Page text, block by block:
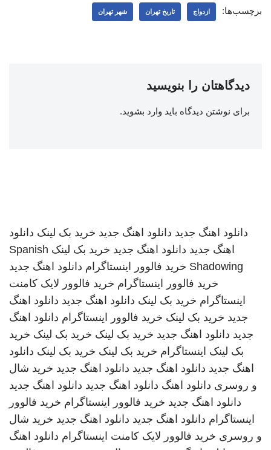
برچسب‌ها: ازدواج تاریخ تهران شهر تهران
دیدگاهتان را بنویسید
برای نوشتن دیدگاه باید وارد بشوید.
دانلود اهنگ جدید دانلود اهنگ جدید خرید بک لینک دانلود
اهنگ جدید دانلود اهنگ جدید خرید بک لینک Spanish
Shadowing خرید فالوور اینستاگرام دانلود اهنگ جدید
خرید فالوور اینستاگرام خرید فالوور لایک کامنت
اینستاگرام خرید بک لینک دانلود اهنگ جدید دانلود اهنگ
جدید خرید بک لینک خرید فالوور اینستاگرام دانلود اهنگ
جدید دانلود اهنگ جدید خرید بک لینک خرید بک لینک خرید
بک لینک اینستاگرام خرید بک لینک خرید بک لینک دانلود
اهنگ جدید دانلود اهنگ جدید دانلود اهنگ جدید خرید شال
و روسری دانلود اهنگ دانلود اهنگ جدید دانلود اهنگ جدید
دانلود اهنگ جدید خرید فالوور اینستاگرام خرید فالوور
اینستاگرام دانلود اهنگ جدید دانلود اهنگ جدید خرید شال
و روسری خرید فالوور لایک کامنت اینستاگرام دانلود اهنگ